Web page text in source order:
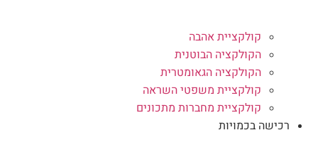
קולקציית אהבה
הקולקציה הבוטנית
הקולקציה הגאומטרית
קולקציית משפטי השראה
קולקציית מחברות מתכונים
רכישה בכמויות